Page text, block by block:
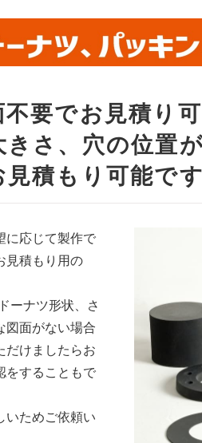
要でお見積り
さ、穴の位置
積もり可能です
に応じて製作で
見積もり用の
ーナツ形状、さ
図面がない場合
だけましたらお
をすることもで
いためご依頼い